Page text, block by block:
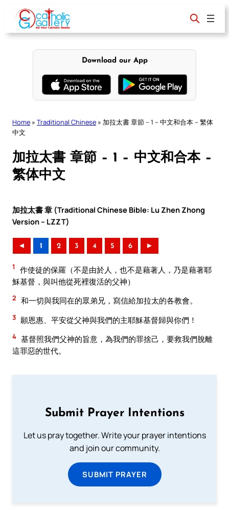
content
Download our App
Home » Traditional Chinese » 加拉太書 章節 – 1 – 中文和合本 – 繁体
中文
加拉太書 章節 – 1 – 中文和合本 –
繁体中文
加拉太書 章 (Traditional Chinese Bible: Lu Zhen Zhong
Version – LZZT)
◄ 1 2 3 4 5 6 ►
1
作使徒的保羅（不是由於人，也不是藉著人，乃是藉著耶
穌基督，與叫他從死裡復活的父神）
2 和一切與我同在的眾弟兄，寫信給加拉太的各教會。
3 願恩惠、平安從父神與我們的主耶穌基督歸與你們！
4 基督照我們父神的旨意，為我們的罪捨己，要救我們脫離
這罪惡的世代。
Submit Prayer Intentions
Let us pray together. Write your prayer intentions
and join our community.
SUBMIT PRAYER